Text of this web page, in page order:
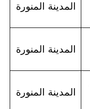
المدينة المنورة
المدينة المنورة
المدينة المنورة